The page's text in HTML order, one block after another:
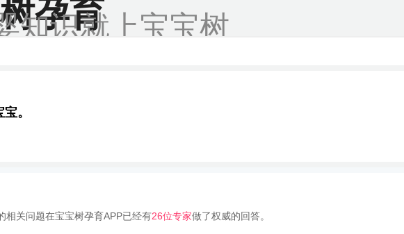
孕育
知识就上宝宝树
。
相关问题在宝宝树孕育APP已经有26位专家做了权威的回答。